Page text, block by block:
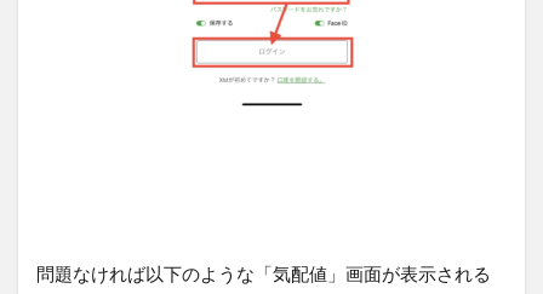
問題なければ以下のような「気配値」画面が表示される